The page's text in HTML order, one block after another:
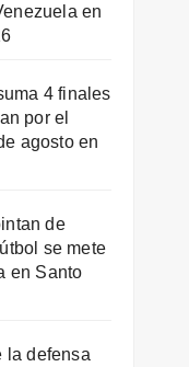
en
4 finales
por el
agosto en
de
se mete
en Santo
la defensa